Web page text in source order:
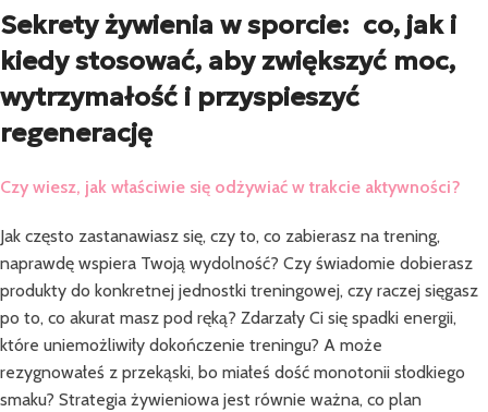
Sekrety żywienia w sporcie: co, jak i
kiedy stosować, aby zwiększyć moc,
wytrzymałość i przyspieszyć
regenerację
Czy wiesz, jak właściwie się odżywiać w trakcie aktywności?
Jak często zastanawiasz się, czy to, co zabierasz na trening,
naprawdę wspiera Twoją wydolność? Czy świadomie dobierasz
produkty do konkretnej jednostki treningowej, czy raczej sięgasz
po to, co akurat masz pod ręką? Zdarzały Ci się spadki energii,
które uniemożliwiły dokończenie treningu? A może
rezygnowałeś z przekąski, bo miałeś dość monotonii słodkiego
smaku? Strategia żywieniowa jest równie ważna, co plan